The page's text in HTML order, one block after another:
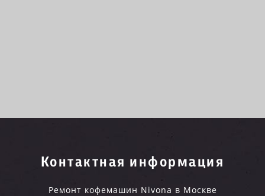
Контактная информация
Ремонт кофемашин Nivona в Москве